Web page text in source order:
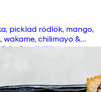
picklad rödlök, mango,
wakame, chilimayo &
& gräslök.